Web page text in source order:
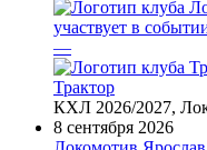
—
Трактор
КХЛ 2026/2027,
8 сентября 2026